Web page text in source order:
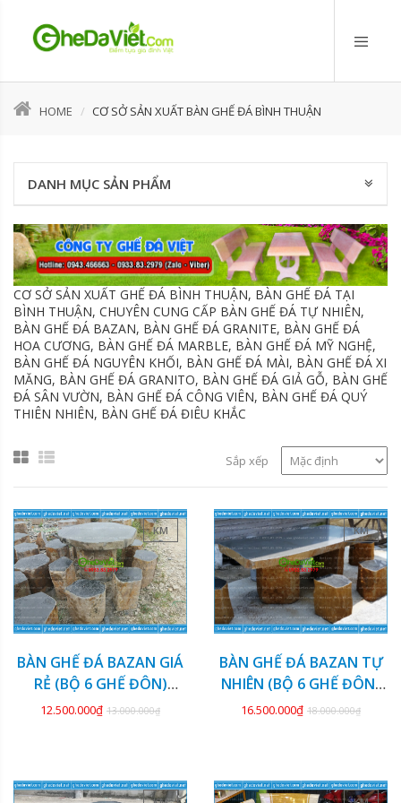
HOME CƠ SỞ SẢN XUẤT BÀN GHẾ ĐÁ BÌNH THUẬN
DANH MỤC SẢN PHẨM
CƠ SỞ SẢN XUẤT GHẾ ĐÁ BÌNH THUẬN, BÀN GHẾ ĐÁ TẠI
BÌNH THUẬN, CHUYÊN CUNG CẤP BÀN GHẾ ĐÁ TỰ NHIÊN,
BÀN GHẾ ĐÁ BAZAN, BÀN GHẾ ĐÁ GRANITE, BÀN GHẾ ĐÁ
HOA CƯƠNG, BÀN GHẾ ĐÁ MARBLE, BÀN GHẾ ĐÁ MỸ NGHỆ,
BÀN GHẾ ĐÁ NGUYÊN KHỐI, BÀN GHẾ ĐÁ MÀI, BÀN GHẾ ĐÁ XI
MĂNG, BÀN GHẾ ĐÁ GRANITO, BÀN GHẾ ĐÁ GIẢ GỖ, BÀN GHẾ
ĐÁ SÂN VƯỜN, BÀN GHẾ ĐÁ CÔNG VIÊN, BÀN GHẾ ĐÁ QUÝ
THIÊN NHIÊN, BÀN GHẾ ĐÁ ĐIÊU KHẮC
Sắp xếp
KM
BÀN GHẾ ĐÁ BAZAN GIÁ
RẺ (BỘ 6 GHẾ ĐÔN)
GDBZ-20
12.500.000₫ 13.000.000₫
KM
BÀN GHẾ ĐÁ BAZAN TỰ
NHIÊN (BỘ 6 GHẾ ĐÔN)
GDBZ-19
16.500.000₫ 18.000.000₫